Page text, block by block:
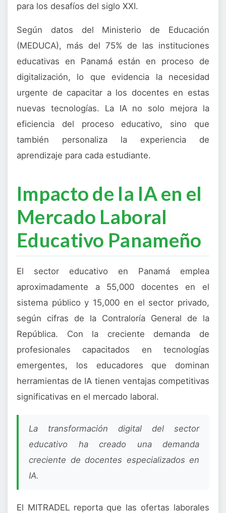
para los desafíos del siglo XXI.
Según datos del Ministerio de Educación
(MEDUCA), más del 75% de las instituciones
educativas en Panamá están en proceso de
digitalización, lo que evidencia la necesidad
urgente de capacitar a los docentes en estas
nuevas tecnologías. La IA no solo mejora la
eficiencia del proceso educativo, sino que
también personaliza la experiencia de
aprendizaje para cada estudiante.
Impacto de la IA en el
Mercado Laboral
Educativo Panameño
El sector educativo en Panamá emplea
aproximadamente a 55,000 docentes en el
sistema público y 15,000 en el sector privado,
según cifras de la Contraloría General de la
República. Con la creciente demanda de
profesionales capacitados en tecnologías
emergentes, los educadores que dominan
herramientas de IA tienen ventajas competitivas
significativas en el mercado laboral.
La transformación digital del sector
educativo ha creado una demanda
creciente de docentes especializados en
IA.
El MITRADEL reporta que las ofertas laborales